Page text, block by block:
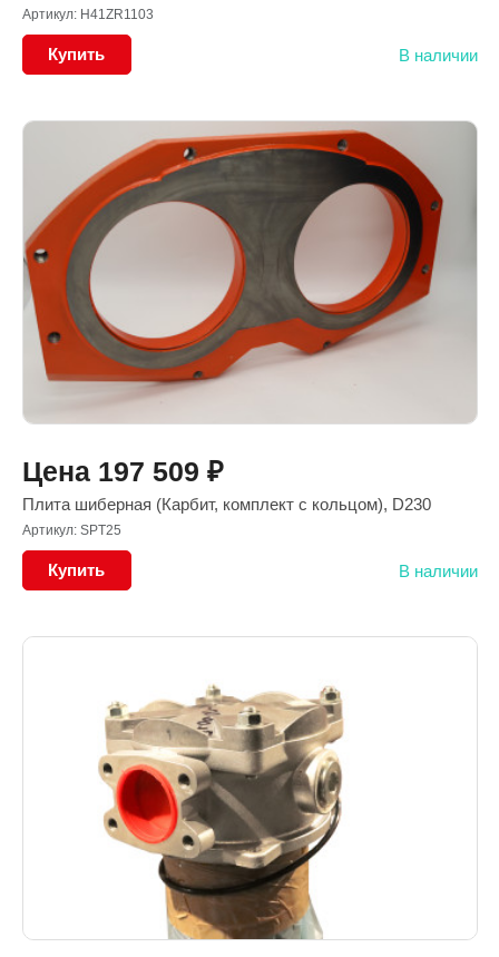
Артикул: H41ZR1103
Купить В наличии
Цена 197 509 ₽
Плита шиберная (Карбит, комплект с кольцом), D230
Артикул: SPT25
Купить В наличии